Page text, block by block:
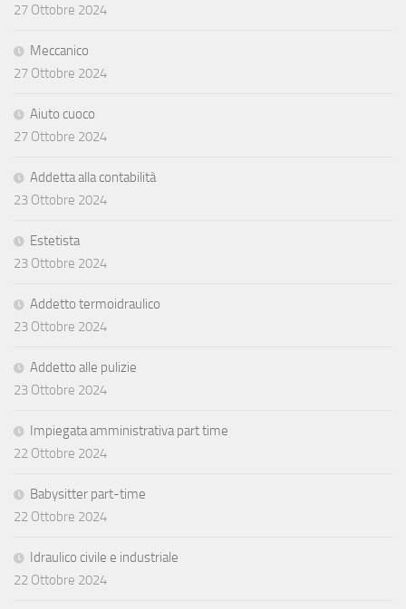
27 Ottobre 2024
Meccanico
27 Ottobre 2024
Aiuto cuoco
27 Ottobre 2024
Addetta alla contabilità
23 Ottobre 2024
Estetista
23 Ottobre 2024
Addetto termoidraulico
23 Ottobre 2024
Addetto alle pulizie
23 Ottobre 2024
Impiegata amministrativa part time
22 Ottobre 2024
Babysitter part-time
22 Ottobre 2024
Idraulico civile e industriale
22 Ottobre 2024